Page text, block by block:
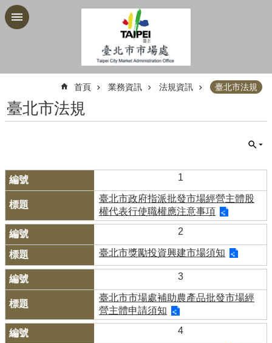
跳到主要內容區塊
首頁 業務資訊 法規資訊 臺北市法規
臺北市法規
1
臺北市政府指派批發市場經營主體股
權代表行使職權應注意事項
2
臺北市獎勵投資興建市場須知
3
臺北市市場處補助農產品批發市場經
營主體申請須知
4